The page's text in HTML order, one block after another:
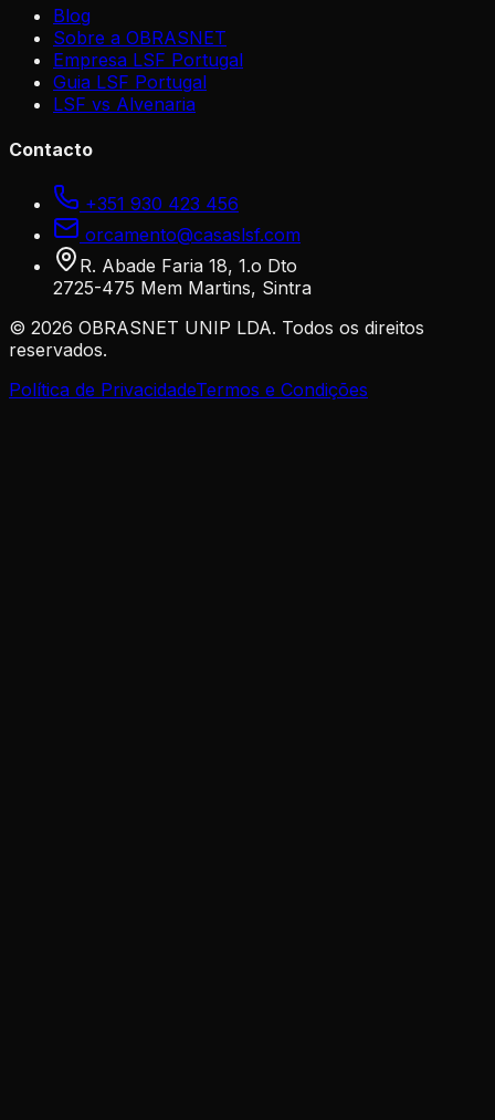
Blog
Sobre a OBRASNET
Empresa LSF Portugal
Guia LSF Portugal
LSF vs Alvenaria
Contacto
+351 930 423 456
orcamento@casaslsf.com
R. Abade Faria 18, 1.o Dto
2725-475 Mem Martins, Sintra
© 2026 OBRASNET UNIP LDA. Todos os direitos
reservados.
Política de PrivacidadeTermos e Condições